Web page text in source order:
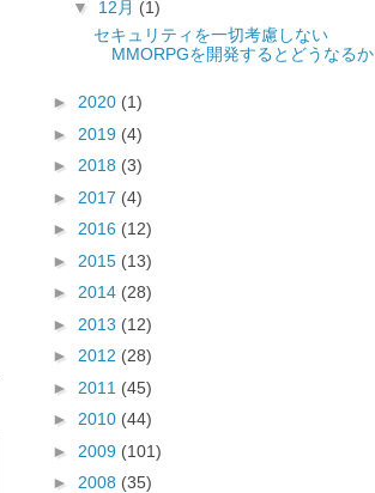
▼ 12月 (1)
セキュリティを一切考慮しない
MMORPGを開発するとどうなるか
► 2020 (1)
► 2019 (4)
► 2018 (3)
► 2017 (4)
► 2016 (12)
► 2015 (13)
► 2014 (28)
► 2013 (12)
► 2012 (28)
► 2011 (45)
► 2010 (44)
► 2009 (101)
► 2008 (35)